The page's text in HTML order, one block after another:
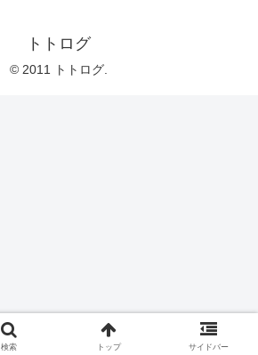
トトログ
© 2011 トトログ.
検索 トップ サイドバー